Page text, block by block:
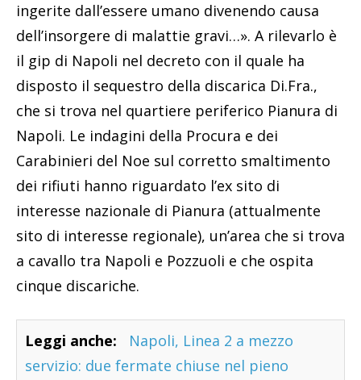
ingerite dall’essere umano divenendo causa
dell’insorgere di malattie gravi…». A rilevarlo è
il gip di Napoli nel decreto con il quale ha
disposto il sequestro della discarica Di.Fra.,
che si trova nel quartiere periferico Pianura di
Napoli. Le indagini della Procura e dei
Carabinieri del Noe sul corretto smaltimento
dei rifiuti hanno riguardato l’ex sito di
interesse nazionale di Pianura (attualmente
sito di interesse regionale), un’area che si trova
a cavallo tra Napoli e Pozzuoli e che ospita
cinque discariche.
Leggi anche:
Napoli, Linea 2 a mezzo
servizio: due fermate chiuse nel pieno